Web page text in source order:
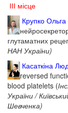
ІІІ місце
Крупко
глутаматних
НАН України)
Касаткіна
reversed
blood platelets (
України /
Шевченка)